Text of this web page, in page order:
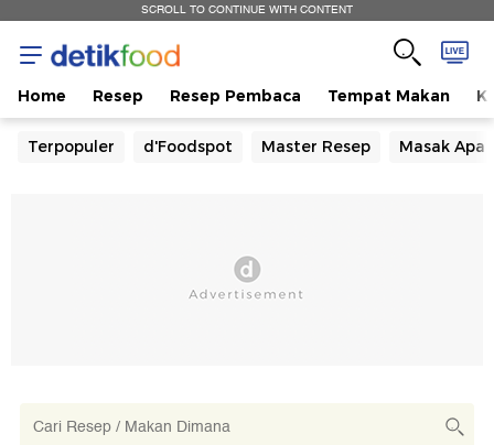
SCROLL TO CONTINUE WITH CONTENT
Home Resep Resep Pembaca Tempat Makan
Terpopuler d'Foodspot Master Resep Masak Apa